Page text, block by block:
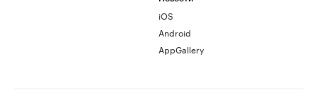
iOS
Android
AppGallery